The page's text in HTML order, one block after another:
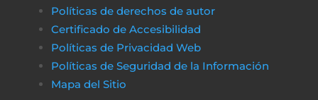
Políticas de derechos de autor
Certificado de Accesibilidad
Políticas de Privacidad Web
Políticas de Seguridad de la Información
Mapa del Sitio